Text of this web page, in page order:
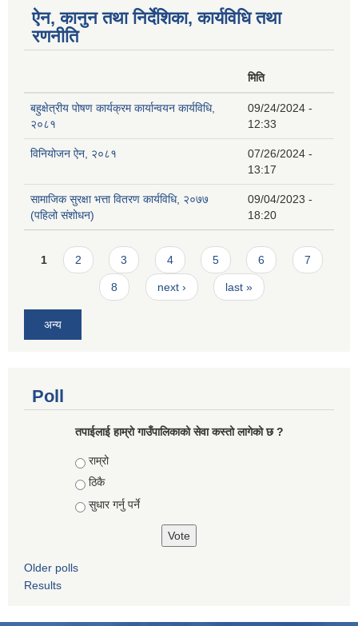
ऐन, कानुन तथा निर्देशिका, कार्यविधि तथा
रणनीति
मिति
बहुक्षेत्रीय पोषण कार्यक्रम कार्यान्वयन कार्यविधि,
२०८१
09/24/2024 -
12:33
विनियोजन ऐन, २०८१
07/26/2024 -
13:17
सामाजिक सुरक्षा भत्ता वितरण कार्यविधि, २०७७
(पहिलो संशोधन)
09/04/2023 -
18:20
Pages
1 2 3 4 5 6 7
8 next › last »
अन्य
Poll
तपाईलाई हाम्राे गाउँपालिकाको सेवा कस्तो लागेको छ ?
Choices
राम्रो
ठिकै
सुधार गर्नु पर्ने
Older polls
Results